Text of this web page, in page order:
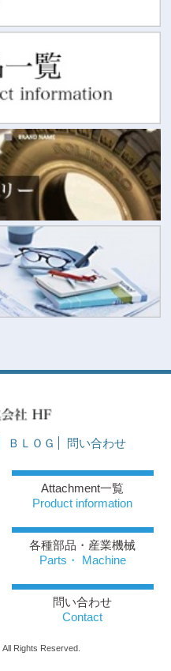
ＢＬＯＧ 問い合わせ
Attachment一覧
Product information
各種部品・産業機械
Parts・ Machine
問い合わせ
Contact
Rights Reserved.